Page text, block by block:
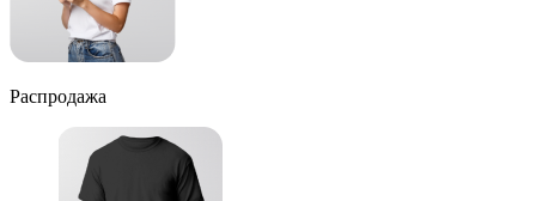
Распродажа